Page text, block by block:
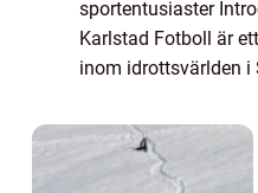
sportentusiaster
Karlstad Fotboll är
inom idrottsvärlden i
vi att ge dig en